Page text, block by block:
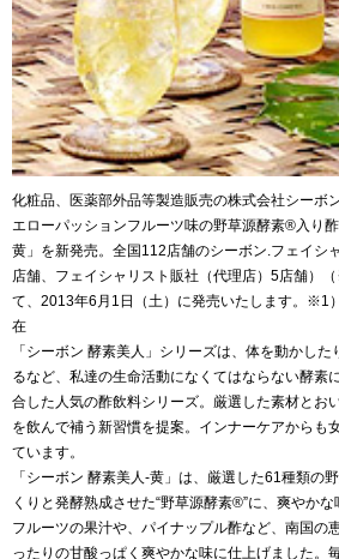
化粧品、医薬部外品等製造販売の株式会社シーボ
エローパッションフルーツ味の野草源酵素®入り
黄」を新発売。全国112店舗のシーボン.フェイシ
店舗、フェイシャリスト販社（代理店）5店舗）
て、2013年6月1日（土）に発売いたします。※1
在
「シーボン 酵素美人」シリーズは、体を動かし
るなど、私達の生命活動になくてはならない酵素
合した人気の酢飲料シリーズ。厳選した素材とお
を飲んで補う新習慣を提案。インナーケアからも
ています。
「シーボン 酵素美人-黄」は、厳選した61種類の
くりと発酵熟成させた“野草源酵素®”に、爽やか
フルーツの果汁や、パイナップル酢など、南国の
ったりの甘酸っぱく爽やかな味に仕上げました。